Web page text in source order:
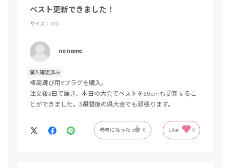
ベスト更新できました！
サイズ：V10
no name
購入確認済み
棒高跳び用Vプラグを購入。
注文後3日で届き、本日の大会でベストを60cmも更新するこ
とができました。3週間後の県大会でも頑張ります。
参考になった 0 Like! 0